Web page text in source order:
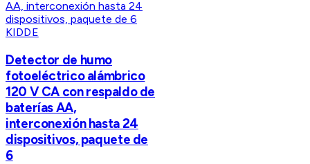
KIDDE
Detector de humo
fotoeléctrico alámbrico
120 V CA con respaldo de
baterías AA,
interconexión hasta 24
dispositivos, paquete de
6